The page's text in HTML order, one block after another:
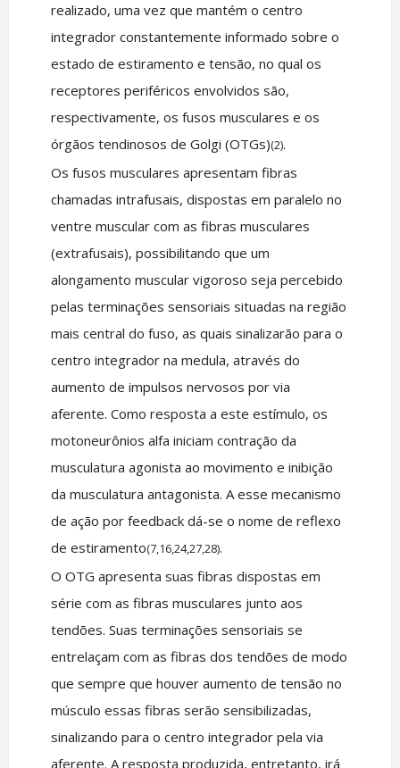
realizado, uma vez que mantém o centro
integrador constantemente informado sobre o
estado de estiramento e tensão, no qual os
receptores periféricos envolvidos são,
respectivamente, os fusos musculares e os
órgãos tendinosos de Golgi (OTGs)(2).
Os fusos musculares apresentam fibras
chamadas intrafusais, dispostas em paralelo no
ventre muscular com as fibras musculares
(extrafusais), possibilitando que um
alongamento muscular vigoroso seja percebido
pelas terminações sensoriais situadas na região
mais central do fuso, as quais sinalizarão para o
centro integrador na medula, através do
aumento de impulsos nervosos por via
aferente. Como resposta a este estímulo, os
motoneurônios alfa iniciam contração da
musculatura agonista ao movimento e inibição
da musculatura antagonista. A esse mecanismo
de ação por feedback dá-se o nome de reflexo
de estiramento(7,16,24,27,28).
O OTG apresenta suas fibras dispostas em
série com as fibras musculares junto aos
tendões. Suas terminações sensoriais se
entrelaçam com as fibras dos tendões de modo
que sempre que houver aumento de tensão no
músculo essas fibras serão sensibilizadas,
sinalizando para o centro integrador pela via
aferente. A resposta produzida, entretanto, irá